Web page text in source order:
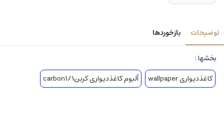
توضیحات بازخوردها
بخشها :
کاغذدیواری wallpaper
آلبوم کاغذدیواری کربن1/carbon1